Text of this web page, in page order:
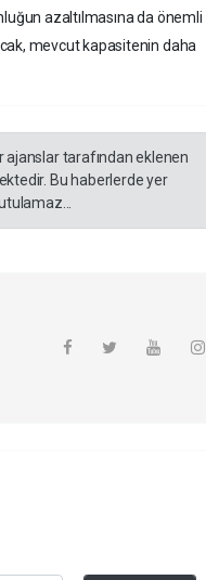
azaltılmasına da önemli
mevcut kapasitenin daha
ajanslar tarafından eklenen
Bu haberlerde yer